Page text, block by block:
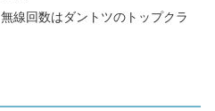
線回数はダントツのトップクラ